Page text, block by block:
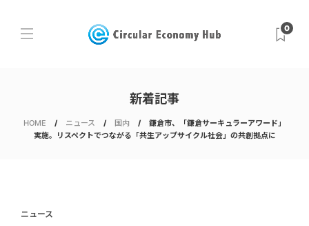
0
新着記事
HOME ニュース 国内
鎌倉市、「鎌倉サーキュラーアワード」
実施。リスペクトでつながる「共生アップサイクル社会」の共創拠点に
ニュース